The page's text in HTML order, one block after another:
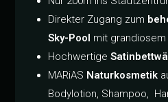
Direkter Zugang zum
Sky-Pool mit
Hochwertige
MARiAS Naturkosmetik
Bodylotion, Shampoo,